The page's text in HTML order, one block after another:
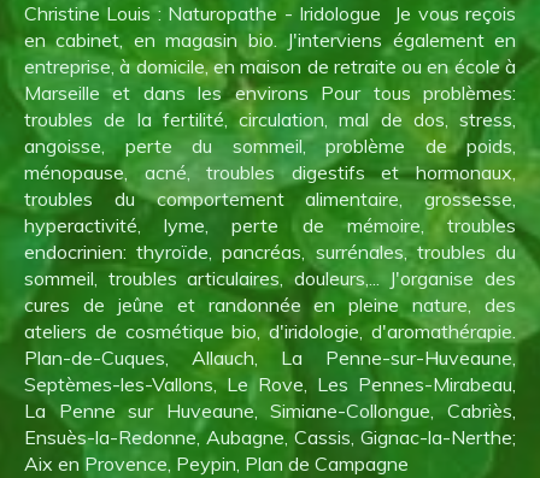
Christine Louis : Naturopathe - Iridologue Je vous reçois
en cabinet, en magasin bio. J'interviens également en
entreprise, à domicile, en maison de retraite ou en école à
Marseille et dans les environs Pour tous problèmes:
troubles de la fertilité, circulation, mal de dos, stress,
angoisse, perte du sommeil, problème de poids,
ménopause, acné, troubles digestifs et hormonaux,
troubles du comportement alimentaire, grossesse,
hyperactivité, lyme, perte de mémoire, troubles
endocrinien: thyroïde, pancréas, surrénales, troubles du
sommeil, troubles articulaires, douleurs,... J'organise des
cures de jeûne et randonnée en pleine nature, des
ateliers de cosmétique bio, d'iridologie, d'aromathérapie.
Plan-de-Cuques, Allauch, La Penne-sur-Huveaune,
Septèmes-les-Vallons, Le Rove, Les Pennes-Mirabeau,
La Penne sur Huveaune, Simiane-Collongue, Cabriès,
Ensuès-la-Redonne, Aubagne, Cassis, Gignac-la-Nerthe;
Aix en Provence, Peypin, Plan de Campagne